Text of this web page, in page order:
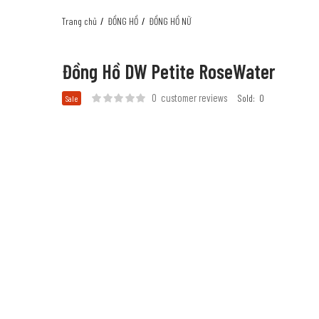
Trang chủ ĐỒNG HỒ ĐỒNG HỒ NỮ
Đồng Hồ DW Petite RoseWater
Sale 0 customer reviews Sold: 0